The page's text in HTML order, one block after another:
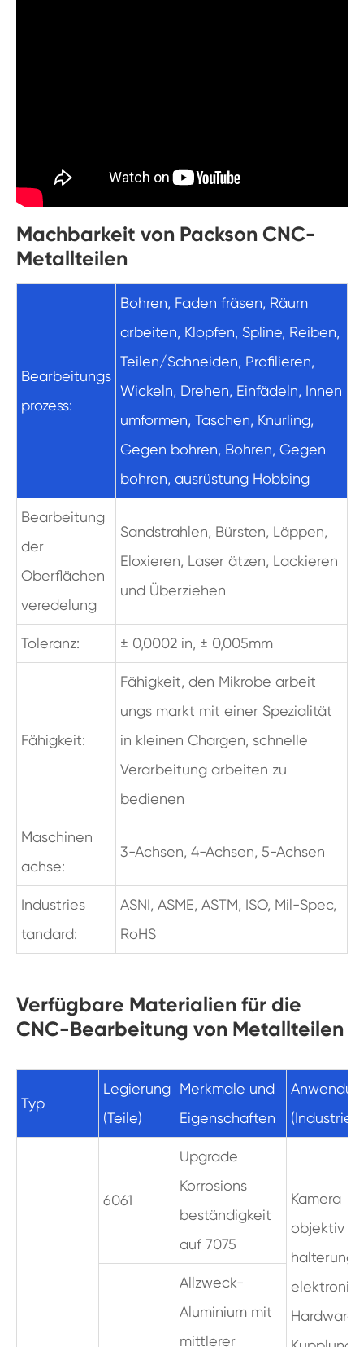
Machbarkeit von Packson CNC-
Metallteilen
Bearbeitungs
prozess:
Bohren, Faden fräsen, Räum
arbeiten, Klopfen, Spline, Reiben,
Teilen/Schneiden, Profilieren,
Wickeln, Drehen, Einfädeln, Innen
umformen, Taschen, Knurling,
Gegen bohren, Bohren, Gegen
bohren, ausrüstung Hobbing
Bearbeitung
der
Oberflächen
veredelung
Sandstrahlen, Bürsten, Läppen,
Eloxieren, Laser ätzen, Lackieren
und Überziehen
Toleranz: ± 0,0002 in, ± 0,005mm
Fähigkeit:
Fähigkeit, den Mikrobe arbeit
ungs markt mit einer Spezialität
in kleinen Chargen, schnelle
Verarbeitung arbeiten zu
bedienen
Maschinen
achse:
3-Achsen, 4-Achsen, 5-Achsen
Industries
tandard:
ASNI, ASME, ASTM, ISO, Mil-Spec,
RoHS
Verfügbare Materialien für die
CNC-Bearbeitung von Metallteilen
Typ
Legierung
(Teile)
Merkmale und
Eigenschaften
(Industrie)
6061
Upgrade
Korrosions
beständigkeit
auf 7075
Kamera
objektiv
Hardware,
Allzweck-
Aluminium mit
mittlerer